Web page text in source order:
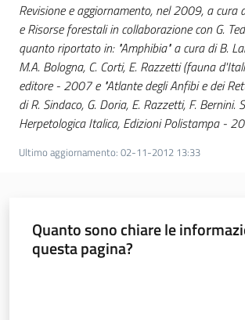
Revisione e aggiornamento, nel 2009, a cura
e Risorse forestali in collaborazione con G.
quanto riportato in: "Amphibia" a cura di B.
M.A. Bologna, C. Corti, E. Razzetti (fauna
editore - 2007 e "Atlante degli Anfibi e dei
di R. Sindaco, G. Doria, E. Razzetti, F. Bernini.
Herpetologica Italica, Edizioni Polistampa -
Ultimo aggiornamento: 02-11-2012 13:33
Quanto sono chiare le
questa pagina?